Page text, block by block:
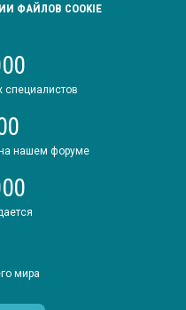
ФАЙЛОВ COOKIE
специалистов
нашем форуме
мира